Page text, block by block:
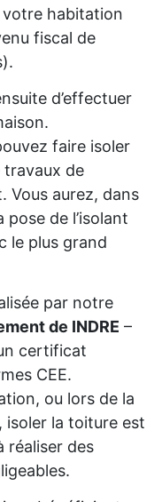
votre habitation
fiscal de
d’effectuer
faire isoler
travaux de
Vous aurez, dans
de l’isolant
le plus grand
par notre
de INDRE –
certificat
CEE.
ou lors de la
isoler la toiture est
réaliser des